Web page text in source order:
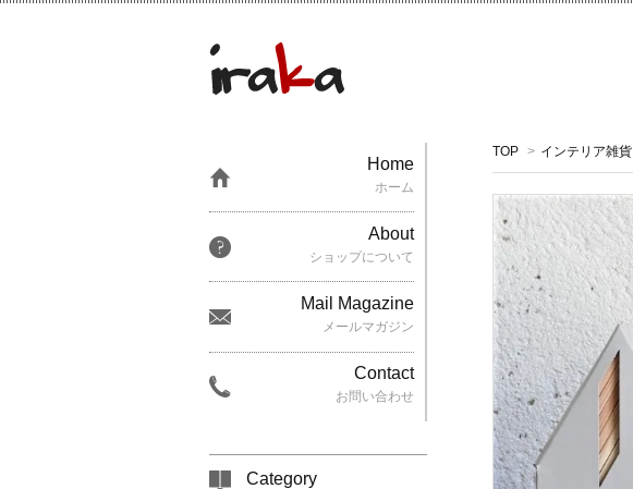
TOP > インテリア雑貨
Home
ホーム
About
ショップについて
Mail Magazine
メールマガジン
Contact
お問い合わせ
Category